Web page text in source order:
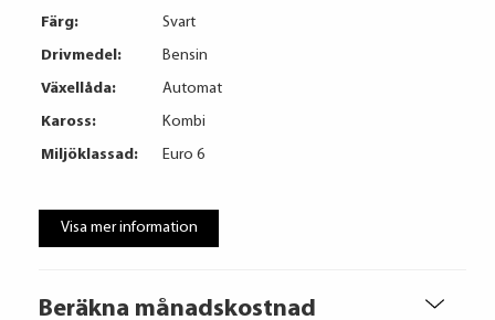
Beräkna månadskostnad
Färg:
Svart
Drivmedel:
Bensin
Växellåda:
Automat
Kaross:
Kombi
Miljöklassad:
Euro 6
Visa mer information